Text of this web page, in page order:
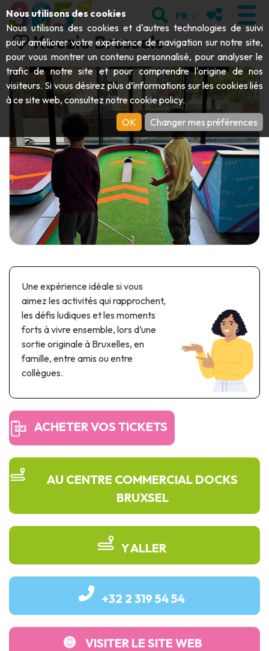
VISITER
Abbayes & monuments religieux
Archéologie
Art
Artisanat & savoir-faire
Châteaux, citadelles & beffrois
Folklore & histoire locale
Histoire
Parcs scientifiques
Patrimoine automobile & ferroviaire
Patrimoine industriel & ouvrage d'art
Produits de terroir
UNESCO
EXPLORER
Grottes
Jardins, parcs & sites naturels
Parcs animaliers, zoologiques & aquariums
BOUGER
Bateaux touristiques & croisières
Draisines & trains touristiques
Kayaks
Parcs à thème & parcs d’attractions
Parcs récréatifs, nautiques & aquatiques
ÉVÉNEMENTS
LE TOP DES ACTIVITÉS POUR CET
ÉTÉ
TÉLÉCHARGER LE GUIDE
Aller au contenu principal; RECHERCHER
FR MES FAVORIS
Koezio Brussels
Une expérience idéale si vous
aimez les activités qui rapprochent,
les défis ludiques et les moments
forts à vivre ensemble, lors d’une
sortie originale à Bruxelles, en
famille, entre amis ou entre
collègues.
ACHETER VOS TICKETS
AU CENTRE COMMERCIAL DOCKS
BRUXSEL
Y ALLER
+32 2 319 54 54
VISITER LE SITE WEB
Nous utilisons des cookies
Nous utilisons des cookies et d'autres technologies de suivi
pour améliorer votre expérience de navigation sur notre site,
pour vous montrer un contenu personnalisé, pour analyser le
trafic de notre site et pour comprendre l'origine de nos
visiteurs. Si vous désirez plus d’informations sur les cookies liés
à ce site web, consultez notrecookie policy.
OK
Changer mes préférences